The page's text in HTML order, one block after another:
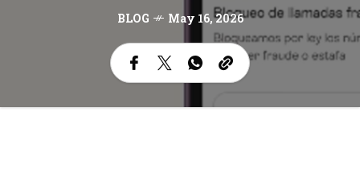
BLOG May 16, 2026